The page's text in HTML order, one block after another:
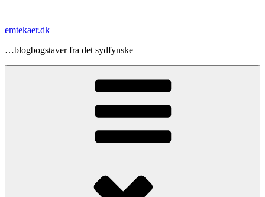
indhold
emtekaer.dk
…blogbogstaver fra det sydfynske